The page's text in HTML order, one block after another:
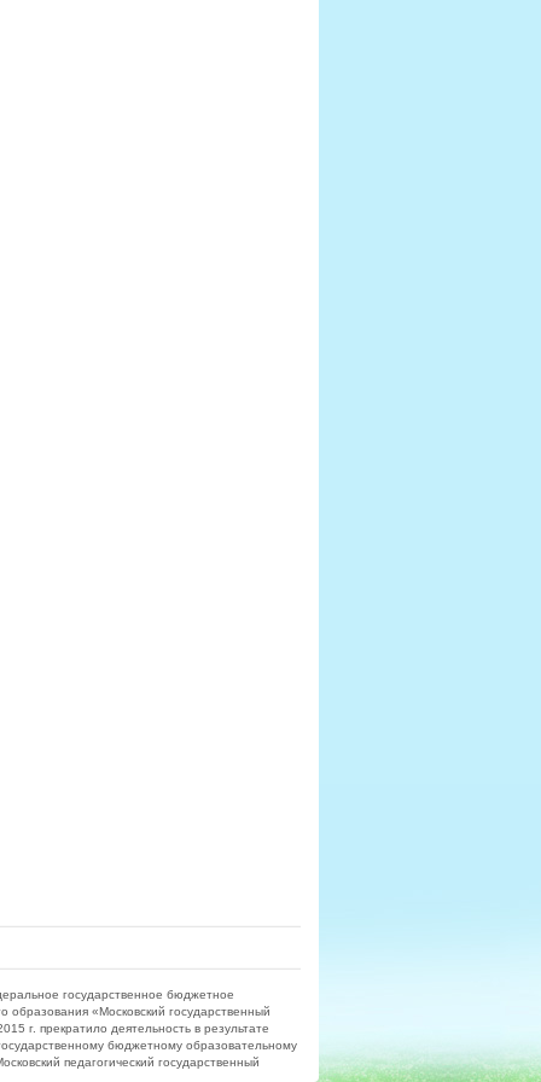
государственное бюджетное
«Московский государственный
г. прекратило деятельность в результате
бюджетному образовательному
педагогический государственный